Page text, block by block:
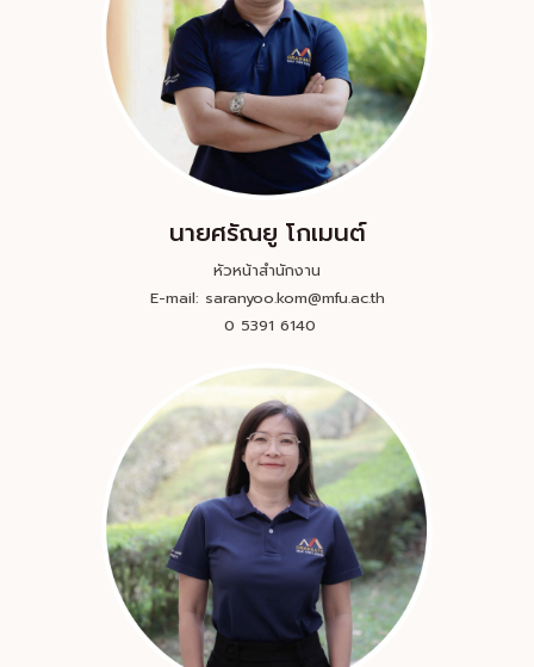
นายศรัณยู โกเมนต์​
หัวหน้าสำนักงาน
E-mail: saranyoo.kom@mfu.ac.th
0 5391 6140